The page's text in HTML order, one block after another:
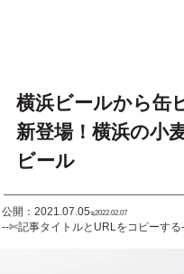
横浜ビールから缶
新登場！横浜の小
ビール
公開：2021.07.05ಇ2022.02.07
--✄記事タイトルとURLをコピーす